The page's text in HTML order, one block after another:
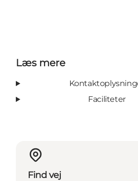
Læs mere
Faciliteter
Find vej